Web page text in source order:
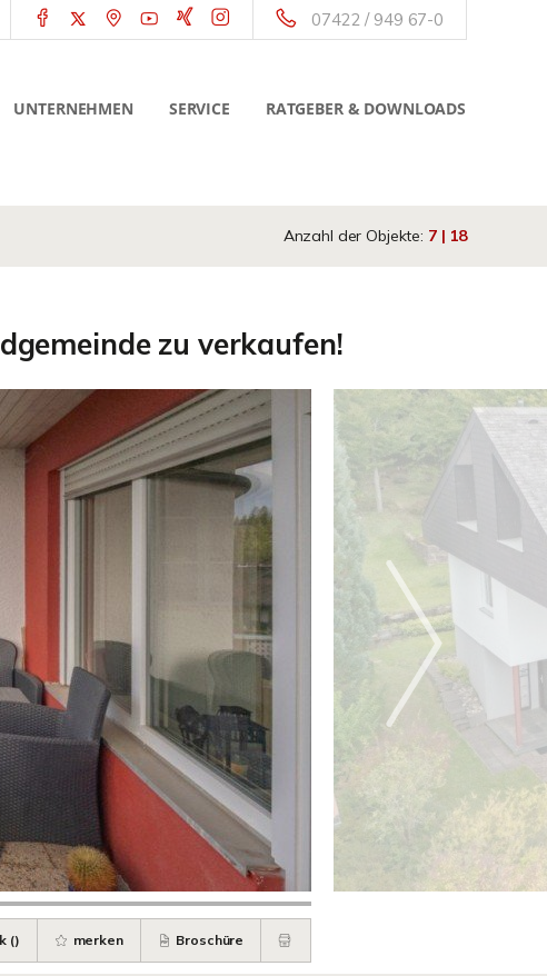
07422 / 949 67-0
UNTERNEHMEN SERVICE RATGEBER & DOWNLOADS
Anzahl der Objekte: 7 | 18
zu verkaufen!
() merken Broschüre